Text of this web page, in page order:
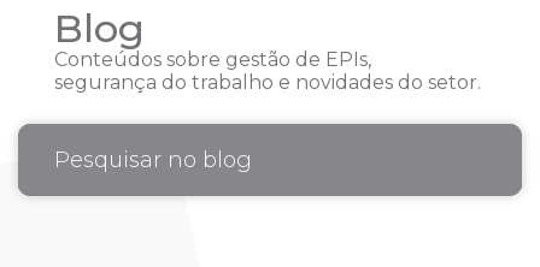
Blog
Conteúdos sobre gestão de EPIs,
segurança do trabalho e novidades do setor.